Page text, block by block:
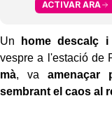
ACTIVAR ARA
Un home descalç i
vespre a l'estació de
mà, vaamenaçar
sembrant el caos al